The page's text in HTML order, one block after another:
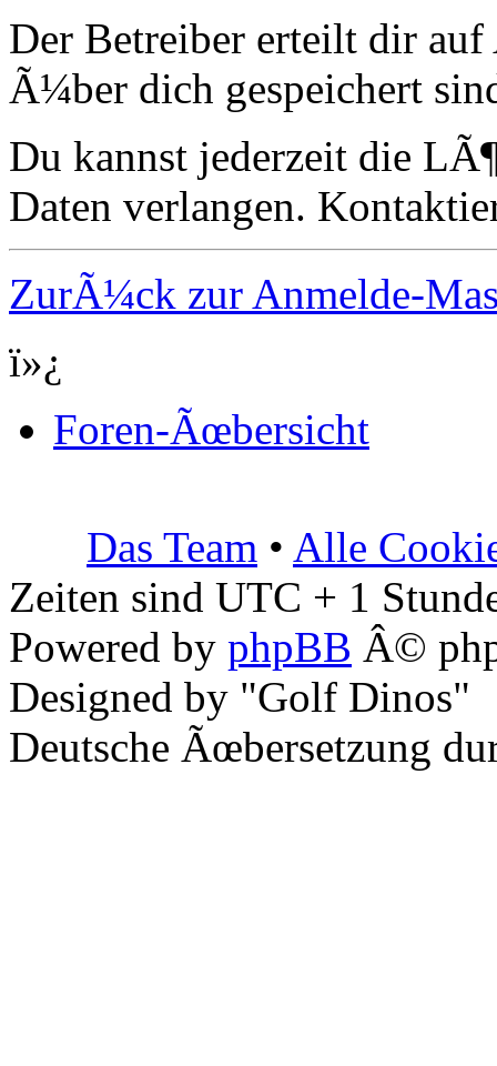
Der Betreiber erteilt dir
Ã¼ber dich gespeichert
Du kannst jederzeit die
Daten verlangen.
ZurÃ¼ck zur Anmelde-
ï»¿
Foren-Ãœbersicht
Das Team • Alle
Zeiten sind UTC + 1
Powered by phpBB Â©
Designed by "Golf Dinos"
Deutsche Ãœbersetzung